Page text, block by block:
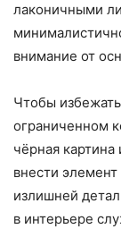
лаконичными
внимание от
Чтобы
ограниченном
чёрная картина
внести элемент
излишней
в интерьере